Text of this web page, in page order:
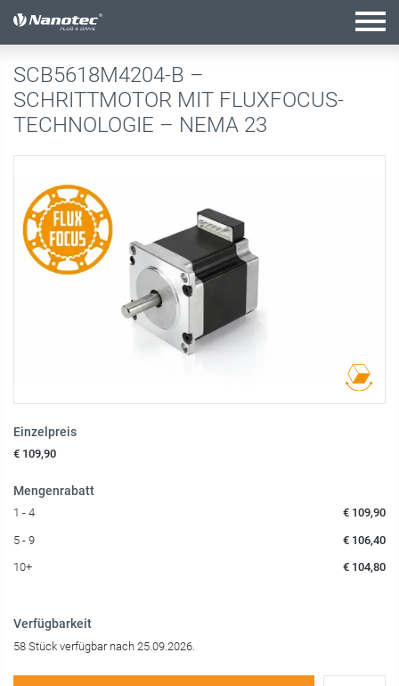
Aktive Kombination
SCB5618M4204-B –
SCHRITTMOTOR MIT FLUXFOCUS-
TECHNOLOGIE – NEMA 23
Einzelpreis
€ 109,90
Mengenrabatt
1 - 4 € 109,90
5 - 9 € 106,40
10+ € 104,80
Verfügbarkeit
58 Stück verfügbar nach 25.09.2026.